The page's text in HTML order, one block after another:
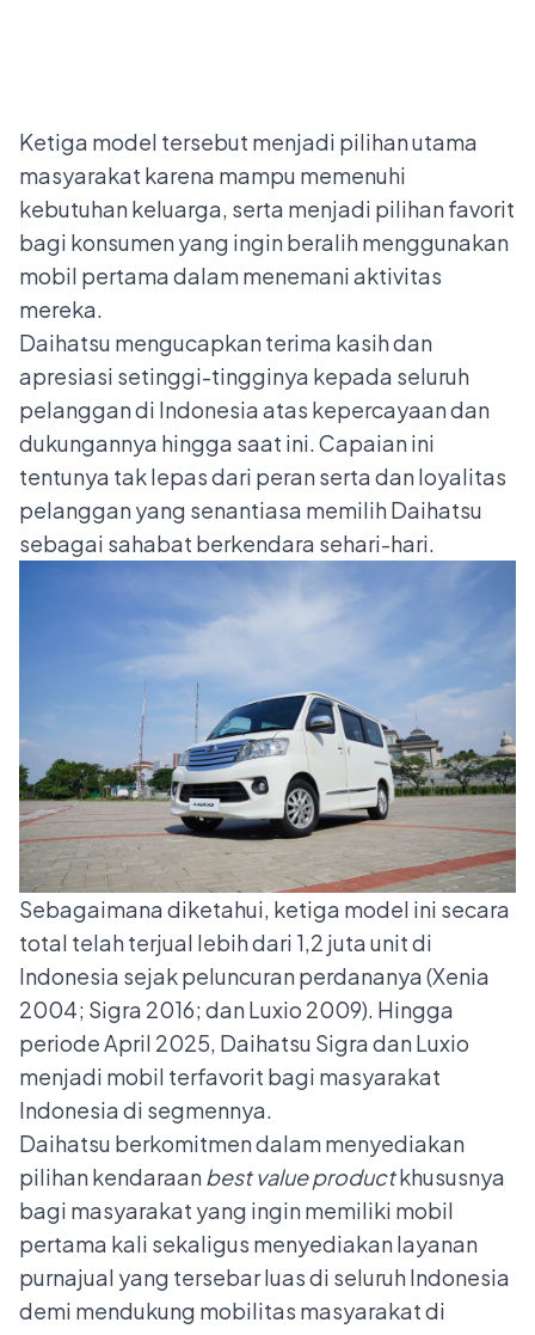
Ketiga model tersebut menjadi pilihan utama
masyarakat karena mampu memenuhi
kebutuhan keluarga, serta menjadi pilihan favorit
bagi konsumen yang ingin beralih menggunakan
mobil pertama dalam menemani aktivitas
mereka.
Daihatsu mengucapkan terima kasih dan
apresiasi setinggi-tingginya kepada seluruh
pelanggan di Indonesia atas kepercayaan dan
dukungannya hingga saat ini. Capaian ini
tentunya tak lepas dari peran serta dan loyalitas
pelanggan yang senantiasa memilih Daihatsu
sebagai sahabat berkendara sehari-hari.
Sebagaimana diketahui, ketiga model ini secara
total telah terjual lebih dari 1,2 juta unit di
Indonesia sejak peluncuran perdananya (Xenia
2004; Sigra 2016; dan Luxio 2009). Hingga
periode April 2025, Daihatsu Sigra dan Luxio
menjadi mobil terfavorit bagi masyarakat
Indonesia di segmennya.
Daihatsu berkomitmen dalam menyediakan
pilihan kendaraanbest value productkhususnya
bagi masyarakat yang ingin memiliki mobil
pertama kali sekaligus menyediakan layanan
purnajual yang tersebar luas di seluruh Indonesia
demi mendukung mobilitas masyarakat di